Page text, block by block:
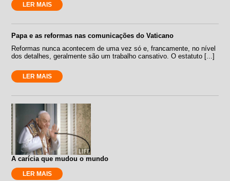
LER MAIS
Papa e as reformas nas comunicações do Vaticano
Reformas nunca acontecem de uma vez só e, francamente, no nível
dos detalhes, geralmente são um trabalho cansativo. O estatuto [...]
LER MAIS
A carícia que mudou o mundo
LER MAIS